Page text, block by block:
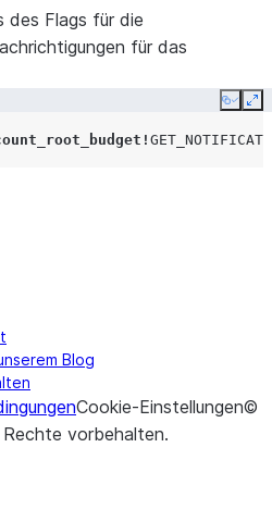
des Flags für die
für das
Copy
!
Blog
Cookie-Einstellungen©
Rechte vorbehalten.